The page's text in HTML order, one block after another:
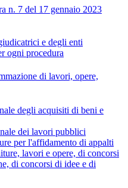
n. 7 del 17 gennaio 2023
e degli enti
ogni procedura
di lavori, opere,
degli acquisiti di beni e
dei lavori pubblici
per l'affidamento di appalti
lavori e opere, di concorsi
di concorsi di idee e di